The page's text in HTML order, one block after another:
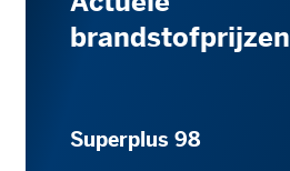
brandstofprijzen
Superplus 98